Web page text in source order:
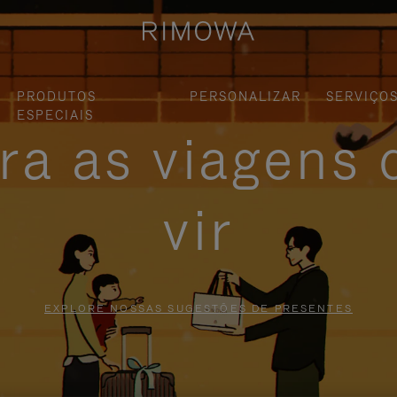
PRODUTOS
ESPECIAIS
PERSONALIZAR
as viagens
vir
EXPLORE NOSSAS SUGESTÕES DE PRESENTES